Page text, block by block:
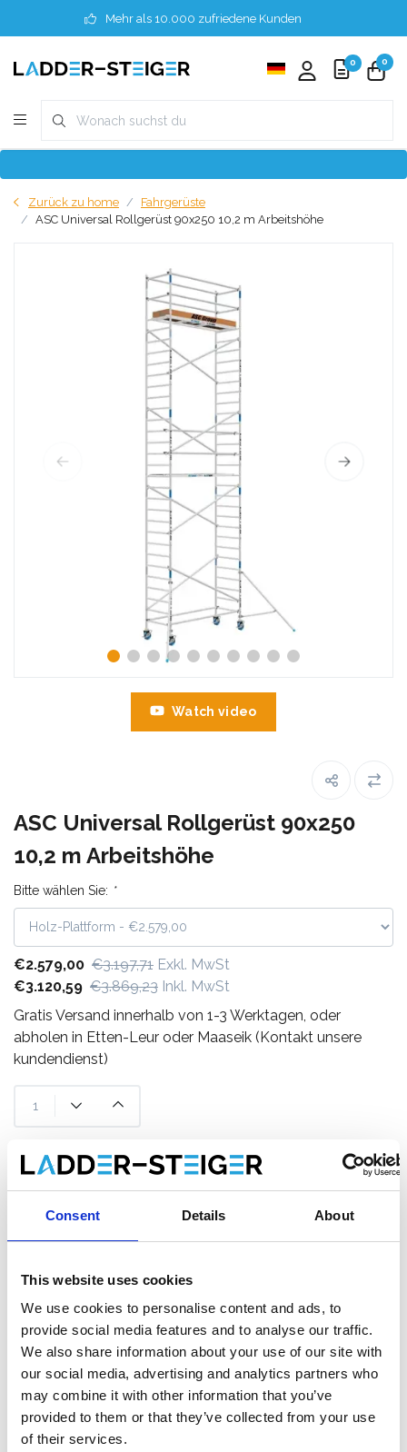
Consent Details About
This website uses cookies
We use cookies to personalise content and ads, to
provide social media features and to analyse our traffic.
We also share information about your use of our site with
our social media, advertising and analytics partners who
may combine it with other information that you’ve
provided to them or that they’ve collected from your use
of their services.
Mehr als 10.000 zufriedene Kunden
0 0
Zurück zu home
Fahrgerüste
ASC Universal Rollgerüst 90x250 10,2 m Arbeitshöhe
Watch video
ASC Universal Rollgerüst 90x250
10,2 m Arbeitshöhe
Bitte wählen Sie: *
€2.579,00 €3.197,71 Exkl. MwSt
€3.120,59 €3.869,23 Inkl. MwSt
Gratis Versand innerhalb von 1-3 Werktagen, oder
abholen in Etten-Leur oder Maaseik (Kontakt unsere
kundendienst)
Zum Warenkorb hinzufügen
Zum Angebot hinzufügen
Produktinformation Ähnliche Produkte
Beschreibung